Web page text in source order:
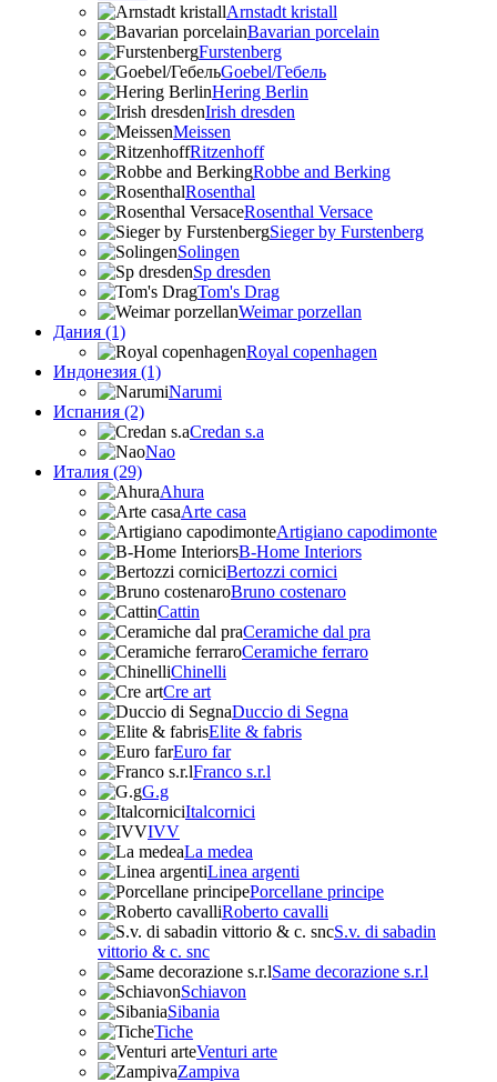
Arnstadt kristall
Bavarian porcelain
Furstenberg
Goebel/Гебель
Hering Berlin
Irish dresden
Meissen
Ritzenhoff
Robbe and Berking
Rosenthal
Rosenthal Versace
Sieger by Furstenberg
Solingen
Sp dresden
Tom's Drag
Weimar porzellan
Дания (1)
Royal copenhagen
Индонезия (1)
Narumi
Испания (2)
Credan s.a
Nao
Италия (29)
Ahura
Arte casa
Artigiano capodimonte
B-Home Interiors
Bertozzi cornici
Bruno costenaro
Cattin
Ceramiche dal pra
Ceramiche ferraro
Chinelli
Cre art
Duccio di Segna
Elite & fabris
Euro far
Franco s.r.l
G.g
Italcornici
IVV
La medea
Linea argenti
Porcellane principe
Roberto cavalli
S.v. di sabadin
vittorio & c. snc
Same decorazione s.r.l
Schiavon
Sibania
Tiche
Venturi arte
Zampiva